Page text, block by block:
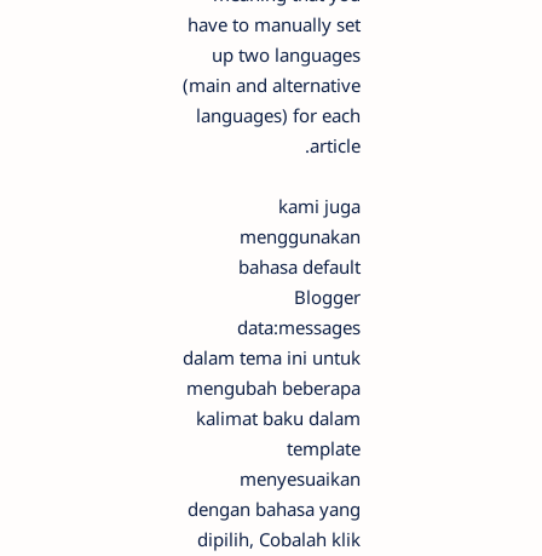
have to manually set
up two languages
(main and alternative
languages) for each
article.
kami juga
menggunakan
bahasa default
Blogger
data:messages
dalam tema ini untuk
mengubah beberapa
kalimat baku dalam
template
menyesuaikan
dengan bahasa yang
dipilih, Cobalah klik